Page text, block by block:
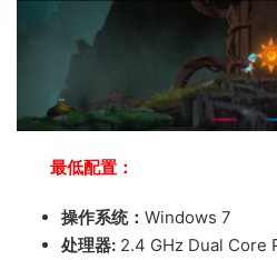
最低配置：
操作系统： Windows 7
处理器: 2.4 GHz Dual Core